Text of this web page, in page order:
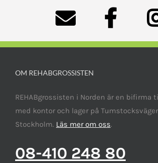
OM REHABGROSSISTEN
REHABgrossisten i Norden är en bifirma
med kontor och lager på Tumstocksvägen
Stockholm. Läs mer om oss.
08-410 248 80